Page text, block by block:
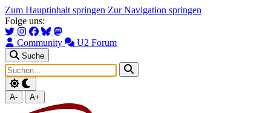
Zum Hauptinhalt springen Zur Navigation springen
Folge uns:
Community U2 Forum
Suche
A- A+